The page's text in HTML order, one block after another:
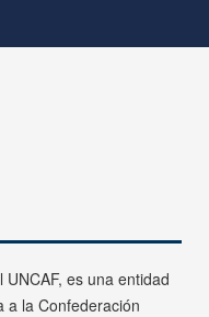
es una entidad
a la Confederación